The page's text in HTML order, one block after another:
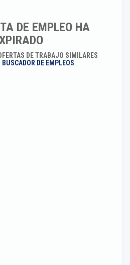
DE EMPLEO HA
DE TRABAJO SIMILARES
BUSCADOR DE EMPLEOS